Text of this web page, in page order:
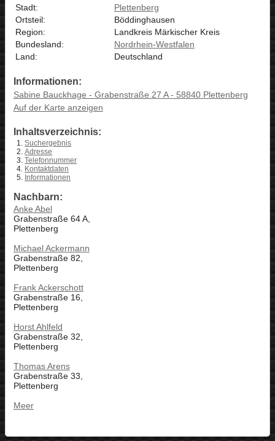
Stadt:
Plettenberg
Ortsteil:
Böddinghausen
Region:
Landkreis Märkischer Kreis
Bundesland:
Nordrhein-Westfalen
Land:
Deutschland
Informationen:
Sabine Bauckhage - Grabenstraße 27 A - 58840 Plettenberg
Auf der Karte anzeigen
Inhaltsverzeichnis:
Suchergebnis
Adresse
Telefonnummer
Kontaktdaten
Informationen
Nachbarn:
Anke Abel
Grabenstraße 64 A,
Plettenberg
Michael Ackermann
Grabenstraße 82,
Plettenberg
Frank Ackerschott
Grabenstraße 16,
Plettenberg
Horst Ahlfeld
Grabenstraße 32,
Plettenberg
Thomas Arens
Grabenstraße 33,
Plettenberg
Meer